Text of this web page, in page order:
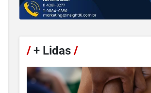
/+ Lidas /